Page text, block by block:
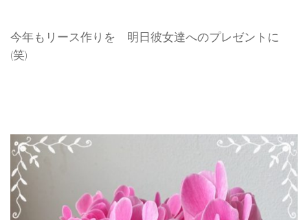
今年もリース作りを 明日彼女達へのプレゼントに
(笑)